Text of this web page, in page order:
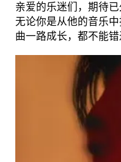
亲爱的乐迷们，期待
无论你是从他的音乐
曲一路成长，都不能